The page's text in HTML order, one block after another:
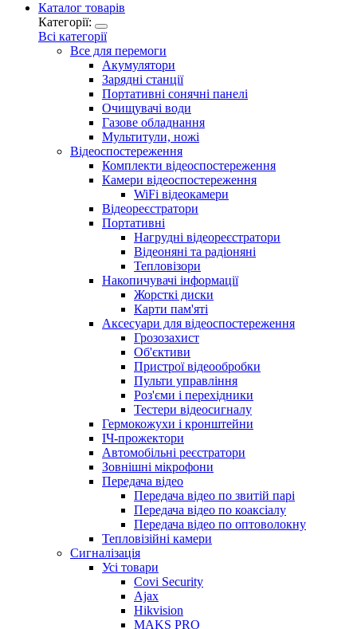
Каталог товарів
Категорії:
Всі категорії
Все для перемоги
Акумулятори
Зарядні станції
Портативні сонячні панелі
Очищувачі води
Газове обладнання
Мультитули, ножі
Відеоспостереження
Комплекти відеоспостереження
Камери відеоспостереження
WiFi відеокамери
Відеореєстратори
Портативні
Нагрудні відеореєстратори
Відеоняні та радіоняні
Тепловізори
Накопичувачі інформації
Жорсткі диски
Карти пам'яті
Аксесуари для відеоспостереження
Грозозахист
Об'єктиви
Пристрої відеообробки
Пульти управління
Роз'єми і перехідники
Тестери відеосигналу
Гермокожухи і кронштейни
ІЧ-прожектори
Автомобільні реєстратори
Зовнішні мікрофони
Передача відео
Передача відео по звитій парі
Передача відео по коаксіалу
Передача відео по оптоволокну
Тепловізійні камери
Cигналізація
Усі товари
Covi Security
Ajax
Hikvision
MAKS PRO